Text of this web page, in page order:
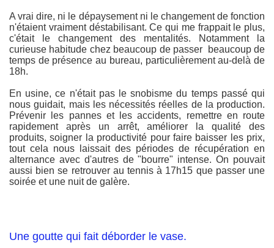
A vrai dire, ni le dépaysement ni le changement de fonction
n'étaient vraiment déstabilisant. Ce qui me frappait le plus,
c'était le changement des mentalités. Notamment la
curieuse habitude chez beaucoup de passer beaucoup de
temps de présence au bureau, particulièrement au-delà de
18h.
En usine, ce n'était pas le snobisme du temps passé qui
nous guidait, mais les nécessités réelles de la production.
Prévenir les pannes et les accidents, remettre en route
rapidement après un arrêt, améliorer la qualité des
produits, soigner la productivité pour faire baisser les prix,
tout cela nous laissait des périodes de récupération en
alternance avec d'autres de "bourre" intense. On pouvait
aussi bien se retrouver au tennis à 17h15 que passer une
soirée et une nuit de galère.
Une goutte qui fait déborder le vase.